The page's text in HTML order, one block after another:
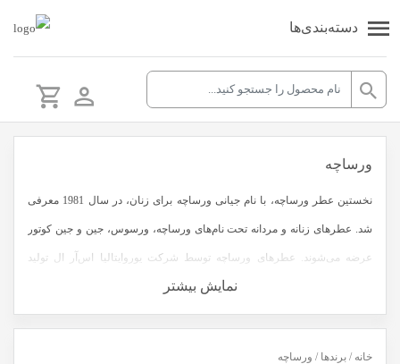
دسته‌بندی‌ها
ورساچه
نخستین عطر ورساچه، با نام جیانی ورساچه برای زنان، در سال 1981 معرفی
شد. عطرهای زنانه و مردانه تحت نام‌های ورساچه، ورسوس، جین و جین کوتور
عرضه می‌شوند. عطرهای ورساچه توسط شرکت یوروایتالیا اس‌آر ال تولید
جیانی ورساچه در سال 1997 قربانی یک قاتل زنجیره‌ای امریکایی شد اما شرکت
نمایش بیشتر
خانه / برندها / ورساچه